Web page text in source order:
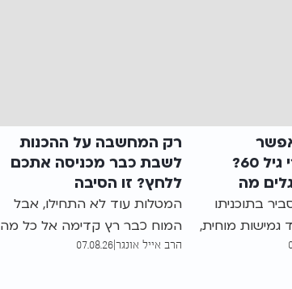
להשתנות אחרי גיל 60?
מה
בתוכניתו
2000 כיצד גמישות מוחית,
עשויים לסייע
רק המחשבה על ההכנות
לשבת כבר מכניסה אתכם
ללחץ? זו הסיבה
המטלות עוד לא התחילו, אבל
המוח כבר רץ קדימה אל כל מה
שמחכה לעשות. למה דווקא
הרב אייל אונגר|
07.08.26